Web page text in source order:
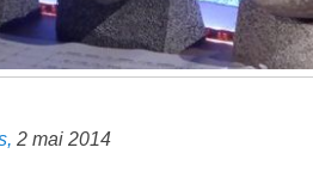
2 mai 2014